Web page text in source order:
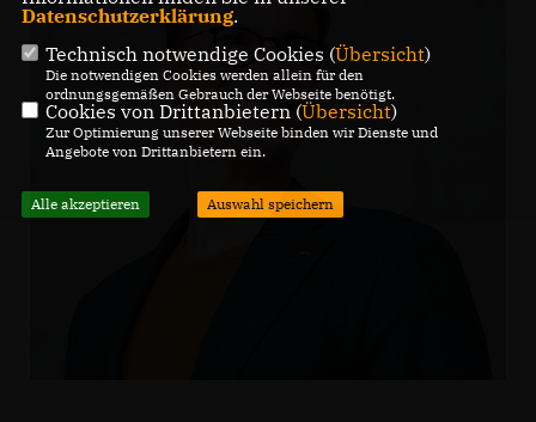
Datenschutzerklärung.
Technisch notwendige Cookies (Übersicht)
Die notwendigen Cookies werden allein für den
ordnungsgemäßen Gebrauch der Webseite benötigt.
Cookies von Drittanbietern (Übersicht)
Zur Optimierung unserer Webseite binden wir Dienste und
Angebote von Drittanbietern ein.
Alle akzeptieren Auswahl speichern